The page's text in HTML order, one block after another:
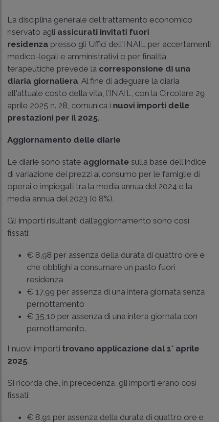
La disciplina generale del trattamento economico
riservato agli assicurati invitati fuori
residenza presso gli Uffici dell'INAIL per accertamenti
medico-legali e amministrativi o per finalità
terapeutiche prevede la corresponsione di una
diaria giornaliera. Al fine di adeguare la diaria
all'attuale costo della vita, l’INAIL, con la Circolare 29
aprile 2025 n. 28, comunica i nuovi importi delle
prestazioni per il 2025.
Aggiornamento delle diarie
Le diarie sono state aggiornate sulla base dell'indice
di variazione dei prezzi al consumo per le famiglie di
operai e impiegati tra la media annua del 2024 e la
media annua del 2023 (0,8%).
Gli importi risultanti dall’aggiornamento sono così
fissati:
€ 8,98 per assenza della durata di quattro ore e
che obblighi a consumare un pasto fuori
residenza
€ 17,99 per assenza di una intera giornata senza
pernottamento
€ 35,10 per assenza di una intera giornata con
pernottamento.
I nuovi importi trovano applicazione dal 1° aprile
2025.
Si ricorda che, in precedenza, gli importi erano così
fissati:
€ 8,91 per assenza della durata di quattro ore e